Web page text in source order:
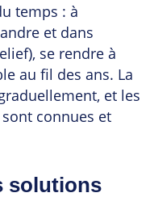
temps : à
et dans
se rendre à
au fil des ans. La
et les
connues et
solutions